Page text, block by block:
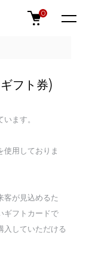
0
フト券)
ます。
使用しておりま
客が見込めるた
ギフトカードで
入していただける